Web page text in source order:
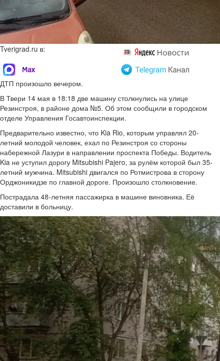
Tverigrad.ru в:
ДТП произошло вечером.
В Твери 14 мая в 18:18 две машину столкнулись на улице
Резинстроя, в районе дома №5. Об этом сообщили в городском
отделе Управления Госавтоинспекции.
Предварительно известно, что Kia Rio, которым управлял 20-
летний молодой человек, ехал по Резинстроя со стороны
набережной Лазури в направлении проспекта Победы. Водитель
Kia не уступил дорогу Mitsubishi Pajero, за рулём которой был 35-
летний мужчина. Mitsubishi двигался по Ротмистрова в сторону
Орджоникидзе по главной дороге. Произошло столкновение.
Пострадала 48-летняя пассажирка в машине виновника. Её
доставили в больницу.